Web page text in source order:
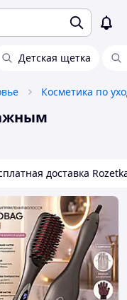
Детская щетка
Косметика по
доставка